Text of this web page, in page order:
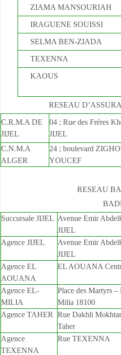
ZIAMA MANSOURIAH
IRAGUENE SOUISSI
SELMA BEN-ZIADA
TEXENNA
KAOUS
RESEAU
C.R.M.A DE
JIJEL
04 ; Rue des Fréres
JIJEL
C.N.M.A
ALGER
24 ; boulevard
YOUCEF
RESEAU
Succursale JIJEL Avenue Emir
JIJEL
Agence JIJEL
Avenue Emir
JIJEL
Agence EL
AOUANA
EL AOUANA
Agence EL-
MILIA
Place des Martyrs –
Milia 18100
Agence TAHER
Rue Dakhli
Taher
Agence
TEXENNA
Rue TEXENNA